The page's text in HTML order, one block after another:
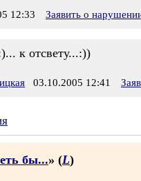
12:33 Заявить о
к отсвету...:))
03.10.2005 12:41
бы...» (L)